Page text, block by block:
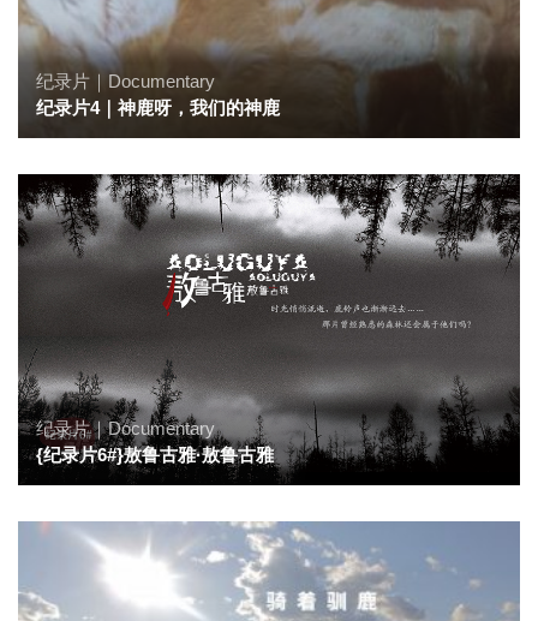
纪录片｜Documentary
纪录片4｜神鹿呀，我们的神鹿
纪录片｜Documentary
{纪录片6#}敖鲁古雅·敖鲁古雅